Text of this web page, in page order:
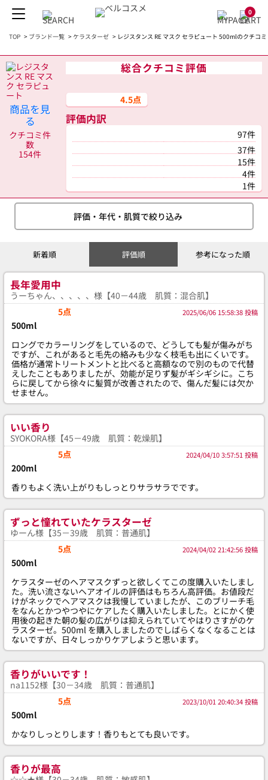
0
TOP > ブランド一覧 > ケラスターゼ > レジスタンス RE マスク セラピュート 500mlのクチコミ
商品を見
る
クチコミ件
数
154件
総合クチコミ評価
4.5点
評価内訳
97件
37件
15件
4件
1件
評価・年代・肌質で絞り込み
新着順 評価順 参考になった順
長年愛用中
うーちゃん、、、、、様【40－44歳 肌質：混合肌】
5点
2025/06/06 15:58:38 投稿
500ml
ロングでカラーリングをしているので、どうしても髪が傷みがち
ですが、これがあると毛先の絡みも少なく枝毛も出にくいです。
価格が通常トリートメントと比べると高額なので別のもので代替
えしたこともありましたが、効能が足りず髪がギシギシに。こち
らに戻してから徐々に髪質が改善されたので、傷んだ髪には欠か
せません。
いい香り
SYOKORA様【45－49歳 肌質：乾燥肌】
5点
2024/04/10 3:57:51 投稿
200ml
香りもよく洗い上がりもしっとりサラサラでです。
ずっと憧れていたケラスターゼ
ゆーん様【35－39歳 肌質：普通肌】
5点
2024/04/02 21:42:56 投稿
500ml
ケラスターゼのヘアマスクずっと欲しくてこの度購入いたしまし
た。洗い流さないヘアオイルの評価はもちろん高評価。お値段だ
けがネックでヘアマスクは我慢していましたが、このブリーチ毛
をなんとかつやつやにケアしたく購入いたしました。とにかく使
用後の起きた朝の髪の広がりは抑えられていてやはりさすがのケ
ラスターゼ。500ml を購入しましたのでしばらくなくなることは
ないですが、日々しっかりケアしようと思います。
香りがいいです！
na1152様【30－34歳 肌質：普通肌】
5点
2023/10/01 20:40:34 投稿
500ml
かなりしっとりします！香りもとても良いです。
香りが最高